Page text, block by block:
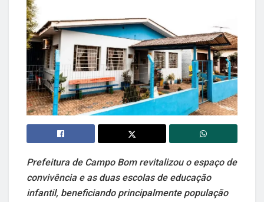
Prefeitura de Campo Bom revitalizou o espaço de
convivência e as duas escolas de educação
infantil, beneficiando principalmente população